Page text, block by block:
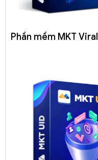
Phần mềm MKT Viral